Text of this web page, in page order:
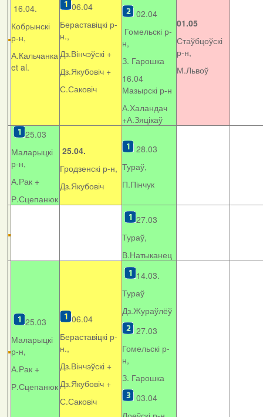
16.04.
Кобрынскі
р-н,
А.Кальчанка
et al.
06.04
Бераставіцкі р-
н.,
Дз.Вінчэўскі +
Дз.Якубовіч +
С.Саковіч
02.04
Гомельскі р-
н,
З. Гарошка
16.04
Мазырскі р-н
А.Халандач
+А.Зяцікаў
01.05
Стаўбцоўскі
р-н,
М.Львоў
25.03
Маларыцкі
р-н,
А.Рак +
Р.Сцепанюк
25.04.
Гродзенскі р-н,
Дз.Якубовіч
28.03
Тураў,
П.Пінчук
27.03
Тураў,
В.Натыканец
25.03
Маларыцкі
р-н,
А.Рак +
Р.Сцепанюк
06.04
Бераставіцкі р-
н.,
Дз.Вінчэўскі +
Дз.Якубовіч +
С.Саковіч
14.03.
Тураў
Дз.Жураўлёў
27.03
Гомельскі р-
н,
З. Гарошка
03.04